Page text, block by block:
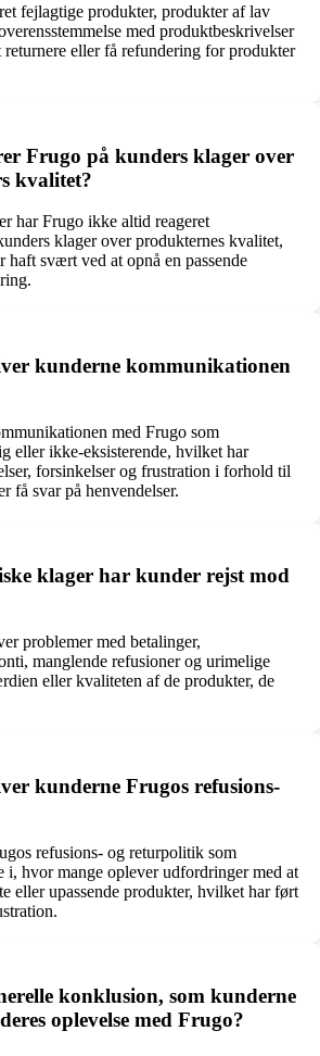
fejlagtige produkter, produkter af lav
med produktbeskrivelser
returnere eller få refundering for produkter
Frugo på kunders klager over
kvalitet?
har Frugo ikke altid reageret
klager over produkternes kvalitet,
haft svært ved at opnå en passende
kunderne kommunikationen
med Frugo som
eller ikke-eksisterende, hvilket har
forsinkelser og frustration i forhold til
få svar på henvendelser.
klager har kunder rejst mod
problemer med betalinger,
manglende refusioner og urimelige
eller kvaliteten af de produkter, de
kunderne Frugos refusions-
refusions- og returpolitik som
i, hvor mange oplever udfordringer med at
eller upassende produkter, hvilket har ført
konklusion, som kunderne
oplevelse med Frugo?